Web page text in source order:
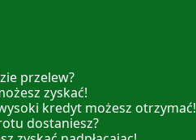
przelew?
zyskać!
kredyt możesz otrzymać!
dostaniesz?